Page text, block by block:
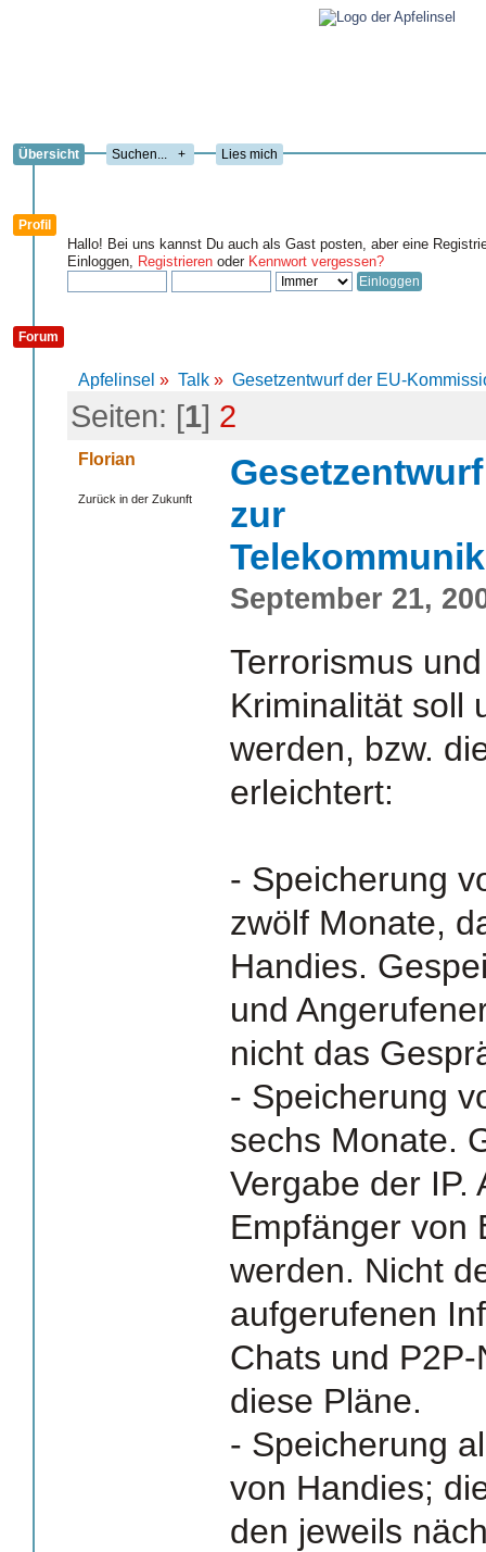
Übersicht + Lies mich
Profil
Hallo! Bei uns kannst Du auch als Gast posten, aber eine
Einloggen, Registrieren oder Kennwort vergessen?
Forum
Apfelinsel » Talk » Gesetzentwurf der EU-
Seiten: [1] 2
Florian
Zurück in der Zukunft
zur
September 21,
Terrorismus
Kriminalität soll
werden, bzw.
erleichtert:
- Speicherung
zwölf Monate,
Handies.
und
nicht das
- Speicherung
sechs Monate.
Vergabe der IP.
Empfänger von
werden. Nicht
aufgerufenen
Chats und
diese Pläne.
- Speicherung
von Handies;
den jeweils